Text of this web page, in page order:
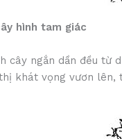
hình tam giác
cây ngắn dần đều từ
khát vọng vươn lên,